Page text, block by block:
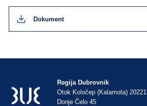
Dokument
Regija Dubrovnik
Otok Koločep (Kalamota) 20221
Donje Čelo 45